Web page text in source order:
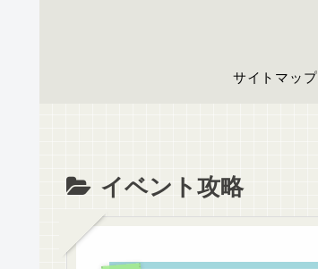
サイトマップ
イベント攻略